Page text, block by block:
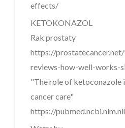
effects/
KETOKONAZOL
Rak prostaty
https://
reviews-how-well-works-
"The role of ketoconazole
cancer care"
https://